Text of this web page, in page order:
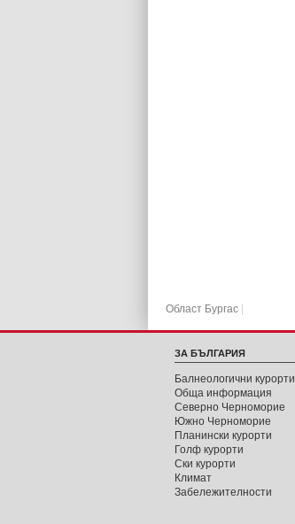
Област Бургас
ЗА БЪЛГАРИЯ
Балнеологични курорти
Обща информация
Северно Черноморие
Южно Черноморие
Планински курорти
Голф курорти
Ски курорти
Климат
Забележителности